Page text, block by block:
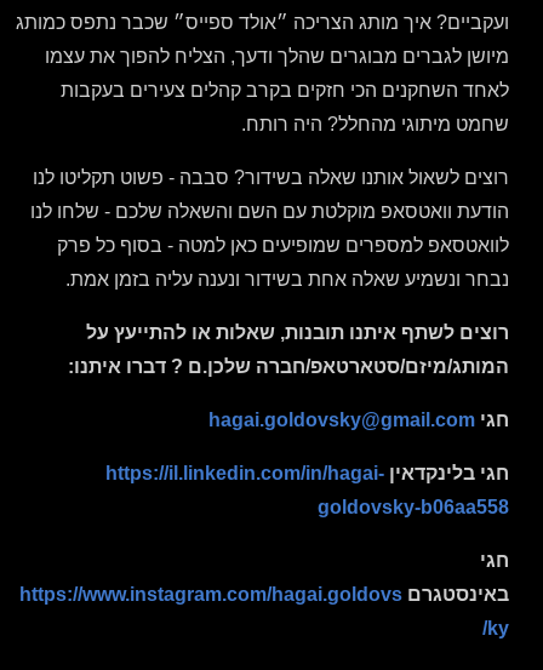
ועקביים? איך מותג הצריכה ״אולד ספייס״ שכבר נתפס כמותג
מיושן לגברים מבוגרים שהלך ודעך, הצליח להפוך את עצמו
לאחד השחקנים הכי חזקים בקרב קהלים צעירים בעקבות
שחמט מיתוגי מהחלל? היה רותח.
רוצים לשאול אותנו שאלה בשידור? סבבה - פשוט תקליטו לנו
הודעת וואטסאפ מוקלטת עם השם והשאלה שלכם - שלחו לנו
לוואטסאפ למספרים שמופיעים כאן למטה - בסוף כל פרק
נבחר ונשמיע שאלה אחת בשידור ונענה עליה בזמן אמת.
רוצים לשתף איתנו תובנות, שאלות או להתייעץ על
המותג/מיזם/סטארטאפ/חברה שלכן.ם ? דברו איתנו:
חגי hagai.goldovsky@gmail.com
חגי בלינקדאין https://il.linkedin.com/in/hagai-
goldovsky-b06aa558
חגי
באינסטגרם https://www.instagram.com/hagai.goldovs
ky/